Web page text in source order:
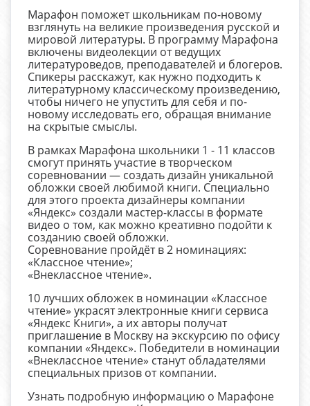
Марафон поможет школьникам по-новому
взглянуть на великие произведения русской и
мировой литературы. В программу Марафона
включены видеолекции от ведущих
литературоведов, преподавателей и блогеров.
Спикеры расскажут, как нужно подходить к
литературному классическому произведению,
чтобы ничего не упустить для себя и по-
новому исследовать его, обращая внимание
на скрытые смыслы.
В рамках Марафона школьники 1 - 11 классов
смогут принять участие в творческом
соревновании — создать дизайн уникальной
обложки своей любимой книги. Специально
для этого проекта дизайнеры компании
«Яндекс» создали мастер-классы в формате
видео о том, как можно креативно подойти к
созданию своей обложки.
Соревнование пройдёт в 2 номинациях:
«Классное чтение»;
«Внеклассное чтение».
10 лучших обложек в номинации «Классное
чтение» украсят электронные книги сервиса
«Яндекс Книги», а их авторы получат
приглашение в Москву на экскурсию по офису
компании «Яндекс». Победители в номинации
«Внеклассное чтение» станут обладателями
специальных призов от компании.
Узнать подробную информацию о Марафоне